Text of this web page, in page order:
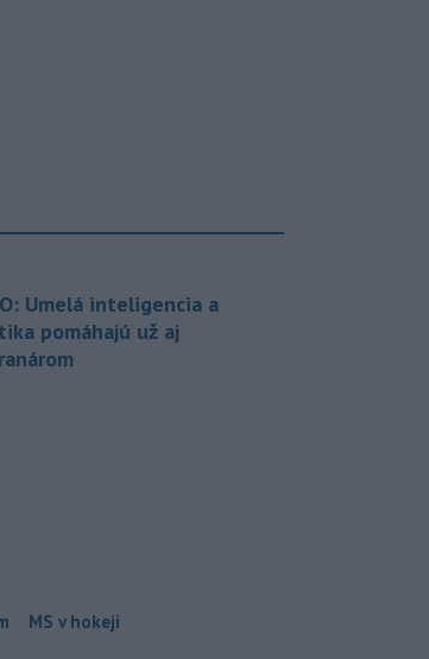
Umelá inteligencia a
pomáhajú už aj
MS v hokeji